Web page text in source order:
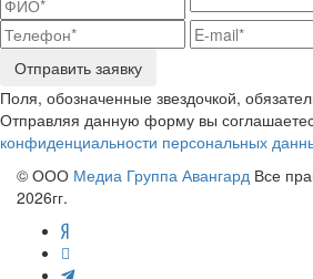
Отправить заявку
Поля, обозначенные звездочкой,
Отправляя данную форму вы
конфиденциальности персональных
© ООО Медиа Группа Авангард Все
2026гг.